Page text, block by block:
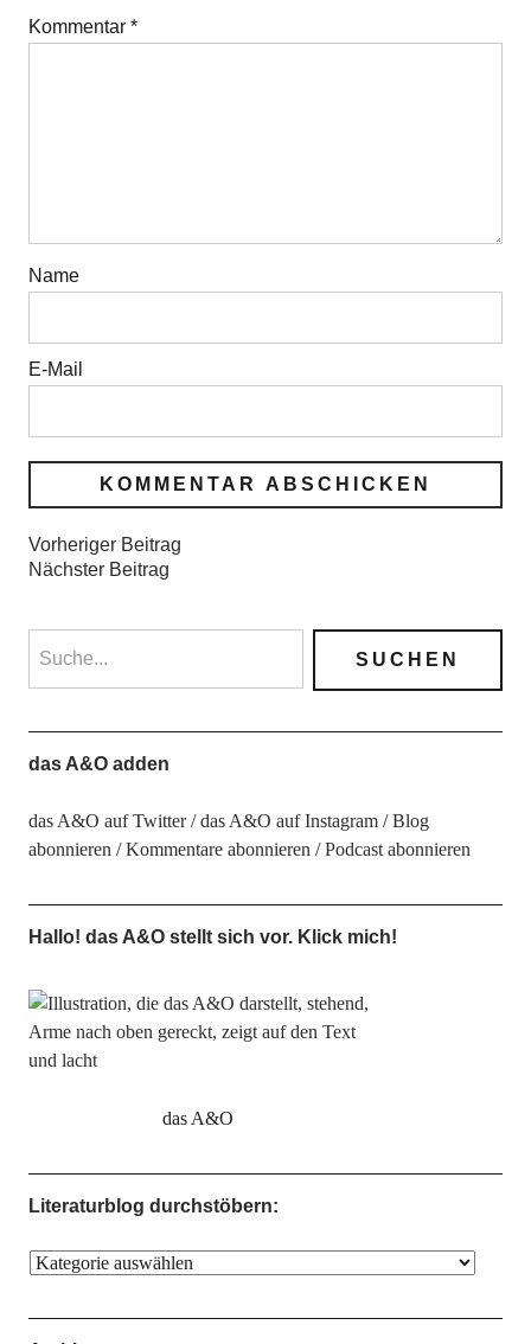
Kommentar *
Name
E-Mail
Vorheriger Beitrag
Nächster Beitrag
das A&O adden
das A&O auf Twitter das A&O auf Instagram
Blog
abonnieren
Kommentare abonnieren Podcast abonnieren
Hallo! das A&O stellt sich vor. Klick mich!
das A&O
Literaturblog durchstöbern: